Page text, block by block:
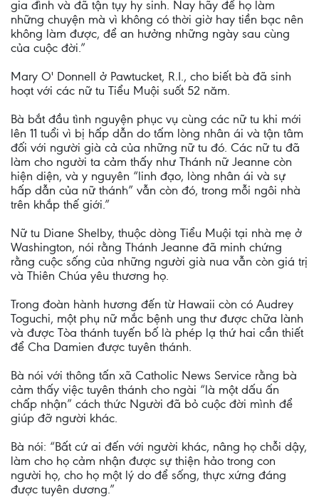
gia đình và đã tận tụy hy sinh. Nay hãy để họ làm
những chuyện mà vì không có thời giờ hay tiền bạc nên
không làm được, để an hưởng những ngày sau cùng
của cuộc đời.”
Mary O' Donnell ở Pawtucket, R.I., cho biết bà đã sinh
hoạt với các nữ tu Tiểu Muội suốt 52 năm.
Bà bắt đầu tình nguyện phục vụ cùng các nữ tu khi mới
lên 11 tuổi vì bị hấp dẫn do tấm lòng nhân ái và tận tâm
đối với người già cả của những nữ tu đó. Các nữ tu đã
làm cho người ta cảm thấy như Thánh nữ Jeanne còn
hiện diện, và y nguyên “linh đạo, lòng nhân ái và sự
hấp dẫn của nữ thánh” vẫn còn đó, trong mỗi ngôi nhà
trên khắp thế giới.”
Nữ tu Diane Shelby, thuộc dòng Tiểu Muội tại nhà mẹ ở
Washington, nói rằng Thánh Jeanne đã minh chứng
rằng cuộc sống của những người già nua vẫn còn giá trị
và Thiên Chúa yêu thương họ.
Trong đoàn hành hương đến từ Hawaii còn có Audrey
Toguchi, một phụ nữ mắc bệnh ung thư được chữa lành
và được Tòa thánh tuyến bố là phép lạ thứ hai cần thiết
để Cha Damien được tuyên thánh.
Bà nói với thông tấn xã Catholic News Service rằng bà
cảm thấy việc tuyên thánh cho ngài “là một dấu ấn
chấp nhận” cách thức Người đã bỏ cuộc đời mình để
giúp đỡ người khác.
Bà nói: “Bất cứ ai đến với người khác, nâng họ chỗi dậy,
làm cho họ cảm nhận được sự thiện hảo trong con
người họ, cho họ một lý do để sống, thực xứng đáng
được tuyên dương.”